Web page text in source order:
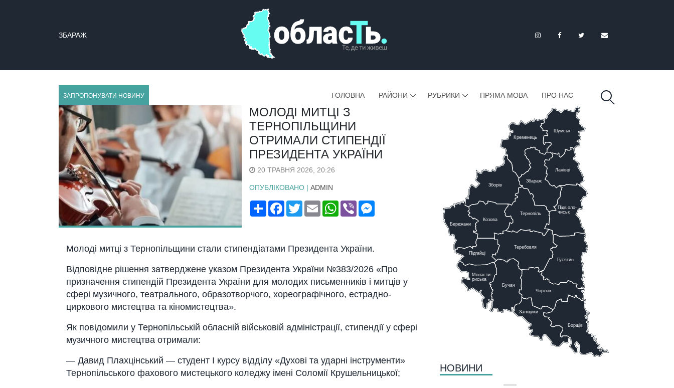
ЗАПРОПОНУВАТИ НОВИНУ ГОЛОВНА РАЙОНИ РУБРИКИ ПРЯМА МОВА ПРО НАС
МОЛОДІ МИТЦІ З
ТЕРНОПІЛЬЩИНИ
ОТРИМАЛИ СТИПЕНДІЇ
ПРЕЗИДЕНТА УКРАЇНИ
20 ТРАВНЯ 2026, 20:26
ОПУБЛІКОВАНО | ADMIN
ПоширитиFacebook
TwitterEmail WhatsApp
Viber
Молоді митці з Тернопільщини стали стипендіатами Президента України.
Відповідне рішення затверджене указом Президента України №383/2026 «Про
призначення стипендій Президента України для молодих письменників і митців у
сфері музичного, театрального, образотворчого, хореографічного, естрадно-
циркового мистецтва та кіномистецтва».
Як повідомили у Тернопільській обласній військовій адміністрації, стипендії у сфері
музичного мистецтва отримали:
— Давид Плахцінський — студент І курсу відділу «Духові та ударні інструменти»
Тернопільського фахового мистецького коледжу імені Соломії Крушельницької;
Тернопіль
Теребовля
Бучач
Заліщики
Борщів
Чортків
Гусятин
Підволо-
чиськ
Ланівці
Збараж
Шумськ
Кременець
Козова
Бережани
Підгайці
Зборів
Монасти-
риська
НОВИНИ